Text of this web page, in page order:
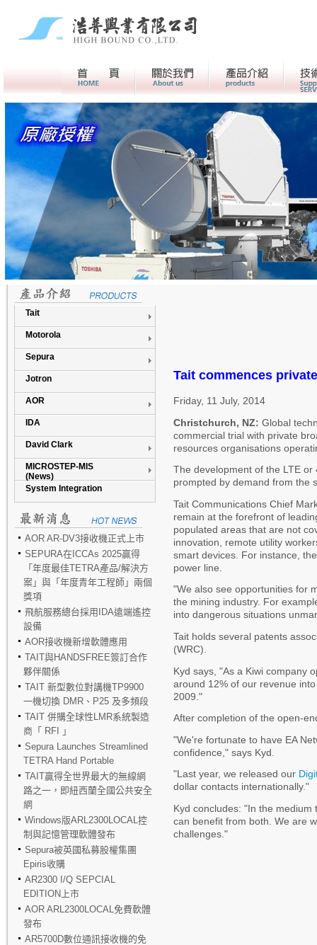
首頁 關於我們> 產品介紹
Tait
Motorola
Sepura
Jotron
AOR
IDA
David Clark
MICROSTEP-MIS
(News)
System Integration
AOR AR-DV3接收機正式上市
SEPURA在ICCAs 2025贏得
「年度最佳TETRA產品/解決方
案」與「年度青年工程師」兩個
獎項
飛航服務總台採用IDA遠端遙控
設備
AOR接收機新增軟體應用
TAIT與HANDSFREE簽訂合作
夥伴關係
TAIT 新型數位對講機TP9900
一機切換 DMR、P25 及多頻段
TAIT 併購全球性LMR系統製造
商「 RFI 」
Sepura Launches Streamlined
TETRA Hand Portable
TAIT贏得全世界最大的無線網
路之一，即紐西蘭全國公共安全
網
Windows版ARL2300LOCAL控
制與記憶管理軟體發布
Sepura被英國私募股權集團
Epiris收購
AR2300 I/Q SEPCIAL
EDITION上市
AOR ARL2300LOCAL免費軟體
發布
AR5700D數位通訊接收機的免
Tait commences
Friday, 11 July, 2014
Christchurch, NZ: Global
commercial trial with private
resources organisations
The development of the LTE
prompted by demand from the
Tait Communications Chief
remain at the forefront of
populated areas that are not
innovation, remote utility
smart devices. For instance,
power line.
"We also see opportunities for
the mining industry. For
into dangerous situations
Tait holds several patents
(WRC).
Kyd says, "As a Kiwi company
around 12% of our revenue
2009."
After completion of the open-
"We're fortunate to have EA
confidence," says Kyd.
"Last year, we released our
dollar contacts internationally."
Kyd concludes: "In the
can benefit from both. We are
challenges."